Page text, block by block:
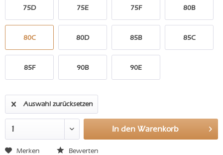
75D 75E 75F 80B
80C 80D 85B 85C
85F 90B 90E
Auswahl zurücksetzen
In den Warenkorb
Merken Bewerten